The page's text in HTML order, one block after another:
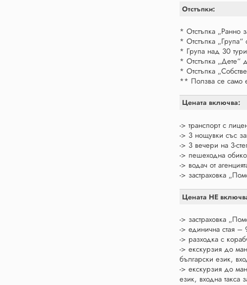
Отстъпки:
* Отстъпка „Ранно
* Отстъпка
* Група над 30
* Отстъпка
* Отстъпка
** Ползва се само
Цената включва:
-> транспорт с
-> 3 нощувки със
-> 3 вечери на 3-
-> пешеходна
-> водач от
-> застраховка
Цената НЕ
-> застраховка
-> единична стая
-> разходка с
-> екскурзия до
български език,
-> екскурзия до
език, входна такса